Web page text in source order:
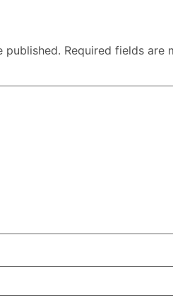
published. Required fields are